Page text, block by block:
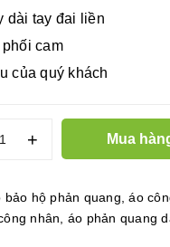
dài tay đai liền
phối cam
của quý khách
+ Mua
bảo hộ phản quang ,áo
nhân áo phản quang